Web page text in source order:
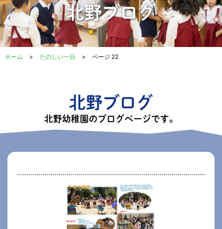
北野ブログ
ホーム > たのしい一日 > ページ 22
北野ブログ
北野幼稚園のブログページです。
ー
ジ
ー
ジ
ー
ジ
ー
ジ